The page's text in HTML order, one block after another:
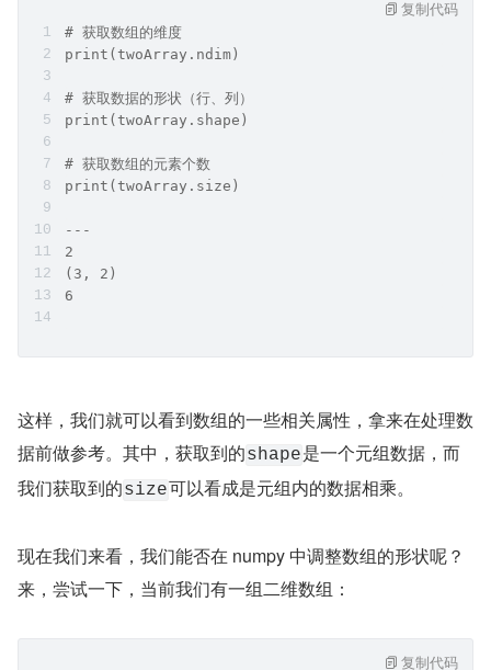
# 获取数组的维度
print(twoArray.ndim)
# 获取数据的形状（行、列）
print(twoArray.shape)
# 获取数组的元素个数
print(twoArray.size)
---
2
(3, 2)
6
复制代码
这样，我们就可以看到数组的一些相关属性，拿来在处理数
据前做参考。其中，获取到的shape是一个元组数据，而
我们获取到的size可以看成是元组内的数据相乘。
现在我们来看，我们能否在 numpy 中调整数组的形状呢？
来，尝试一下，当前我们有一组二维数组：
复制代码